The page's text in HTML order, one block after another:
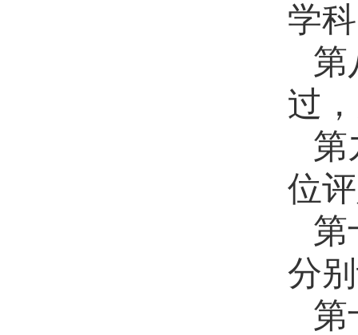
学
第
过
第
位
第
分
第